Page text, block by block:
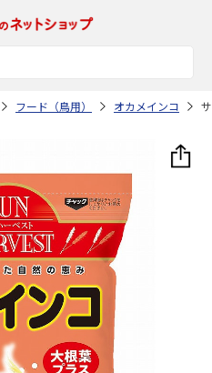
フード（鳥用） オカメインコ